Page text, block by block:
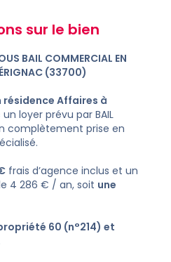
sur le bien
BAIL COMMERCIAL EN
(33700)
résidence Affaires à
loyer prévu par BAIL
complètement prise en
frais d’agence inclus et un
4 286 € / an, soit une
60 (n°214) et